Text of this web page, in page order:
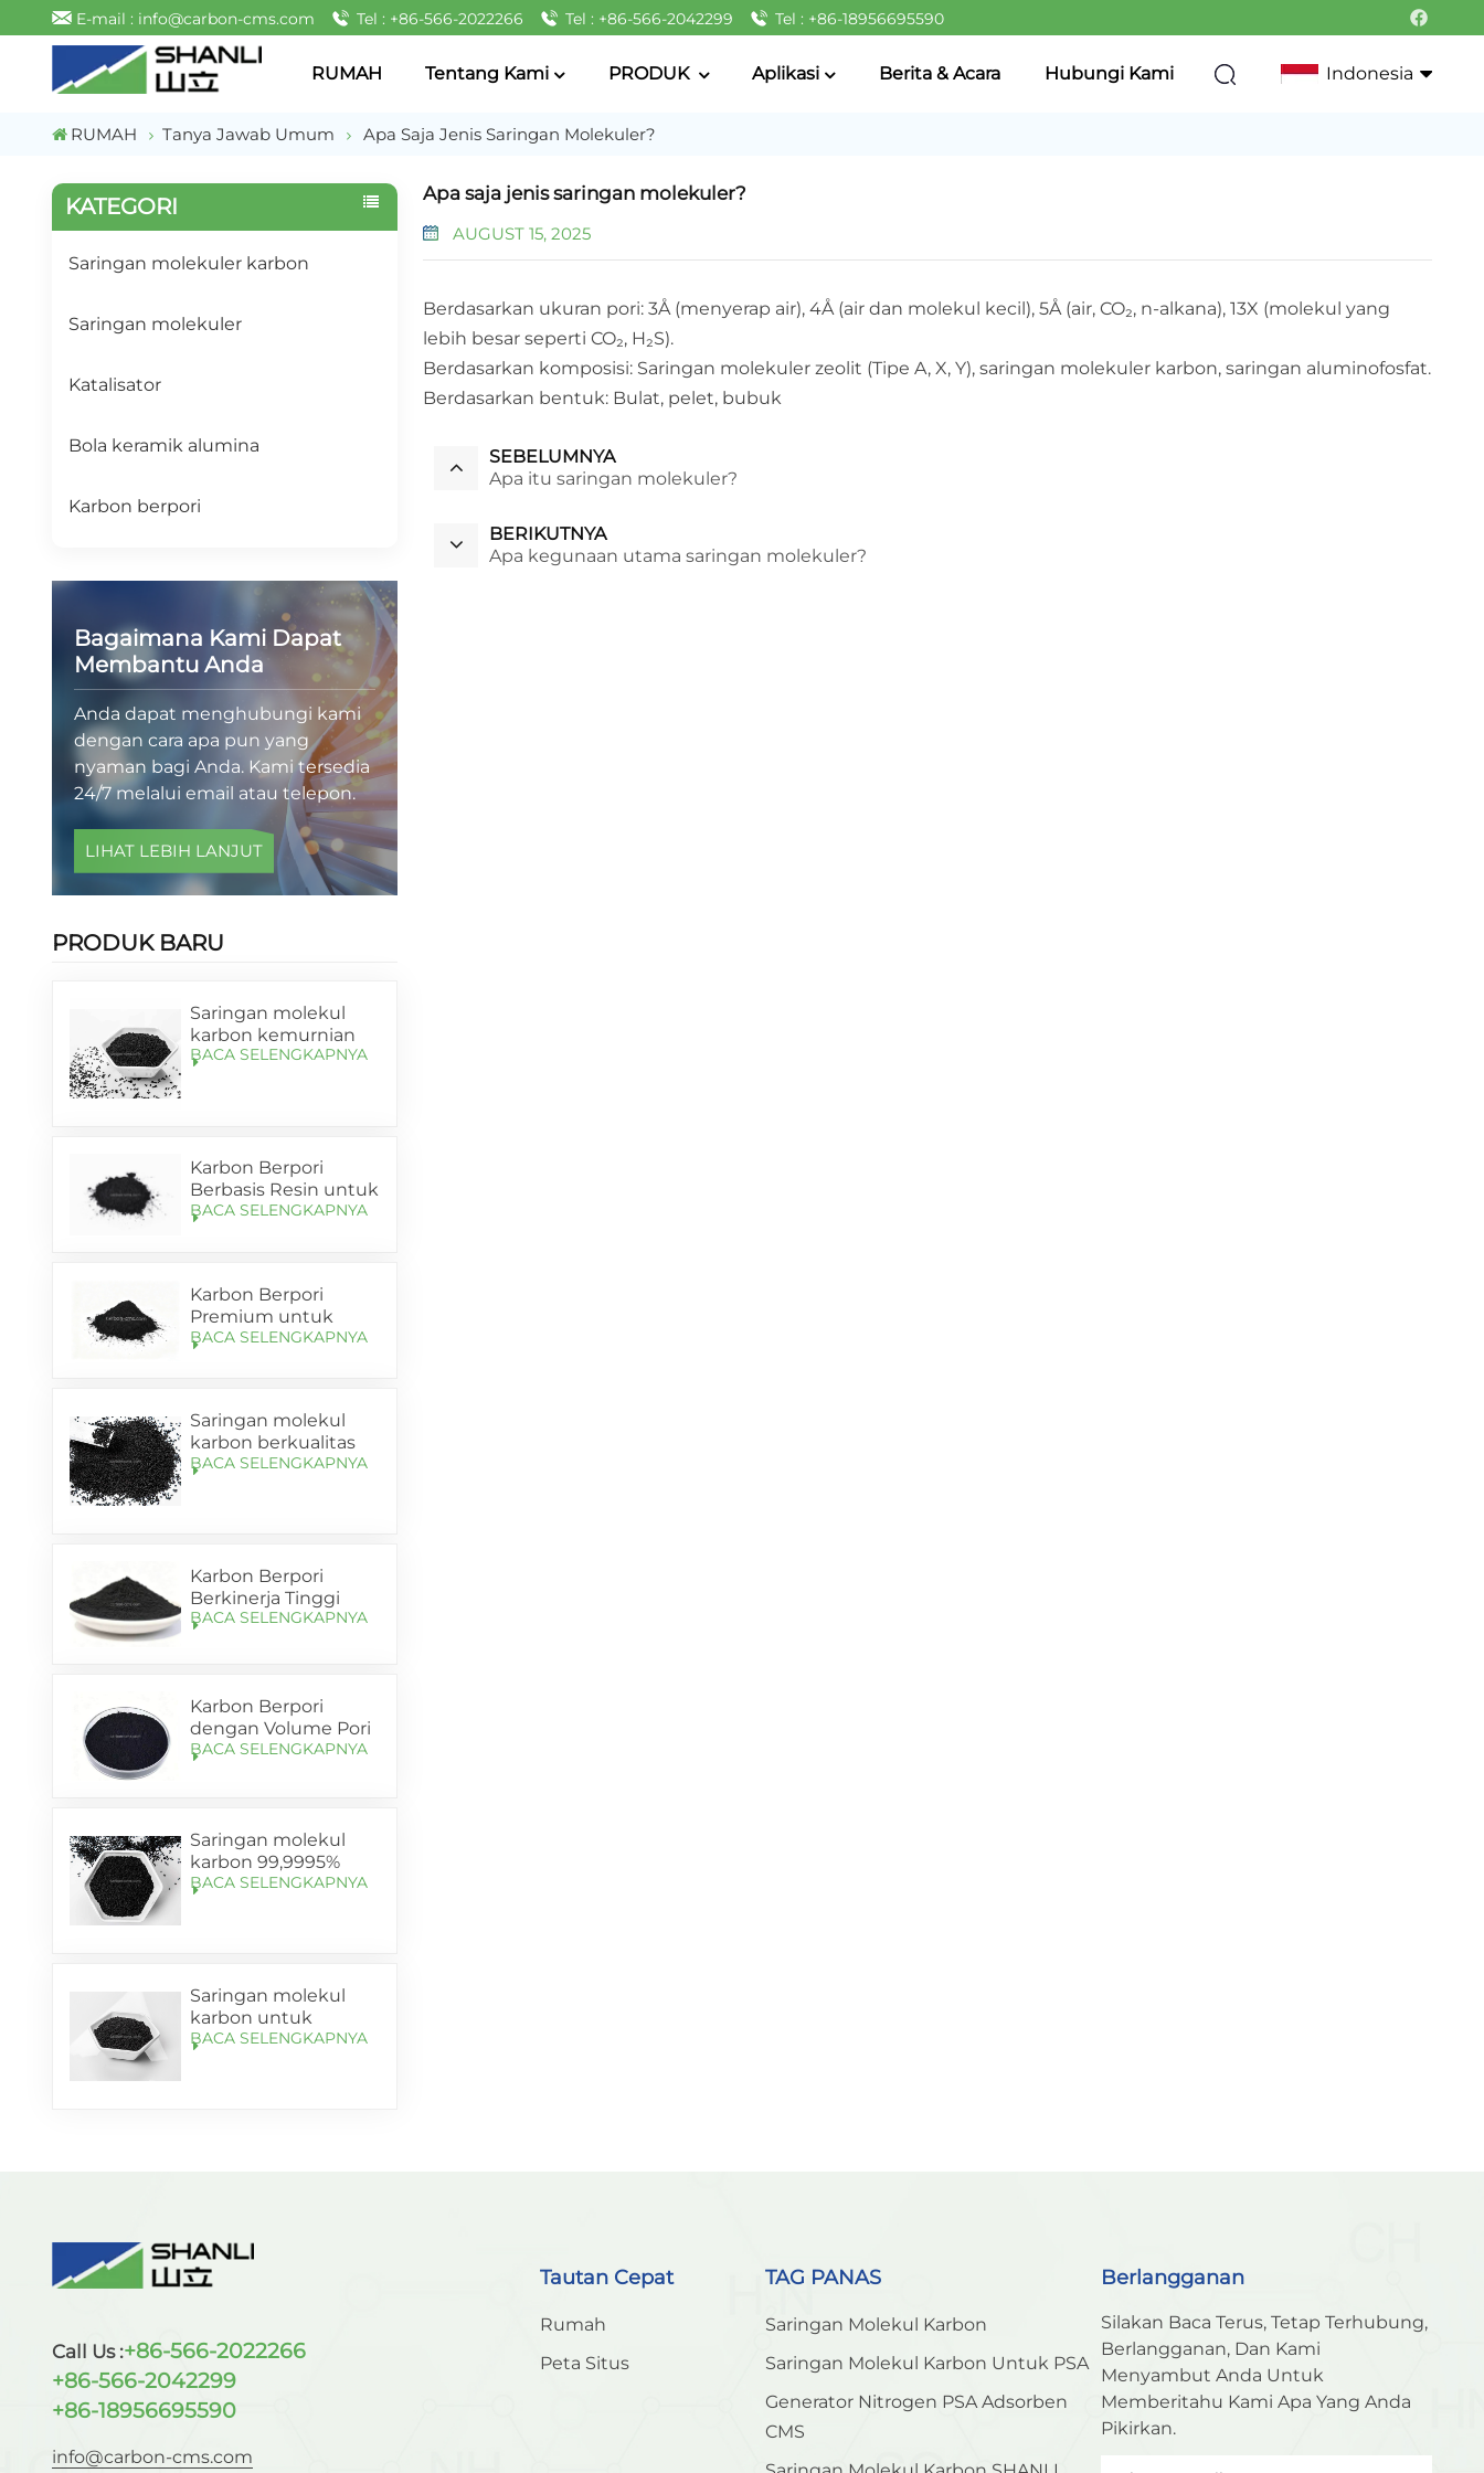
E-mail : info@carbon-cms.com Tel : +86-566-2022266 Tel : +86-566-2042299 Tel : +86-18956695590
RUMAH Tentang Kami PRODUK Aplikasi Berita & Acara Hubungi Kami Indonesia
Deutsch
Italiano
Русский
RUMAH Tanya Jawab Umum Apa Saja Jenis Saringan Molekuler?
KATEGORI
Saringan molekuler karbon
Saringan molekuler
Katalisator
Bola keramik alumina
Karbon berpori
Bagaimana Kami Dapat
Membantu Anda
Anda dapat menghubungi kami
dengan cara apa pun yang
nyaman bagi Anda. Kami tersedia
24/7 melalui email atau telepon.
LIHAT LEBIH LANJUT
PRODUK BARU
Saringan molekul
karbon kemurnian
tinggi untuk
BACA SELENGKAPNYA
Karbon Berpori
Berbasis Resin untuk
Pembawa Anoda
BACA SELENGKAPNYA
Karbon Berpori
Premium untuk
Anoda Silikon-
BACA SELENGKAPNYA
Saringan molekul
karbon berkualitas
tinggi SHANLI (CMS)
BACA SELENGKAPNYA
Karbon Berpori
Berkinerja Tinggi
untuk Anoda Silikon-
BACA SELENGKAPNYA
Karbon Berpori
dengan Volume Pori
yang Ditingkatkan
BACA SELENGKAPNYA
Saringan molekul
karbon 99,9995%
dengan kemurnian
BACA SELENGKAPNYA
Saringan molekul
karbon untuk
pemurnian oksigen
BACA SELENGKAPNYA
Apa saja jenis saringan molekuler?
AUGUST 15, 2025
Berdasarkan ukuran pori: 3Å (menyerap air), 4Å (air dan molekul kecil), 5Å (air, CO₂, n-alkana), 13X (molekul yang
lebih besar seperti CO₂, H₂S).
Berdasarkan komposisi: Saringan molekuler zeolit ​​​​(Tipe A, X, Y), saringan molekuler karbon, saringan aluminofosfat.
Berdasarkan bentuk: Bulat, pelet, bubuk
SEBELUMNYA
Apa itu saringan molekuler?
BERIKUTNYA
Apa kegunaan utama saringan molekuler?
Call Us :+86-566-2022266
+86-566-2042299
+86-18956695590
info@carbon-cms.com
Tautan Cepat
Rumah
Peta Situs
TAG PANAS
Saringan Molekul Karbon
Saringan Molekul Karbon Untuk PSA
Generator Nitrogen PSA Adsorben
CMS
Berlangganan
Silakan Baca Terus, Tetap Terhubung,
Berlangganan, Dan Kami
Menyambut Anda Untuk
Memberitahu Kami Apa Yang Anda
Pikirkan.